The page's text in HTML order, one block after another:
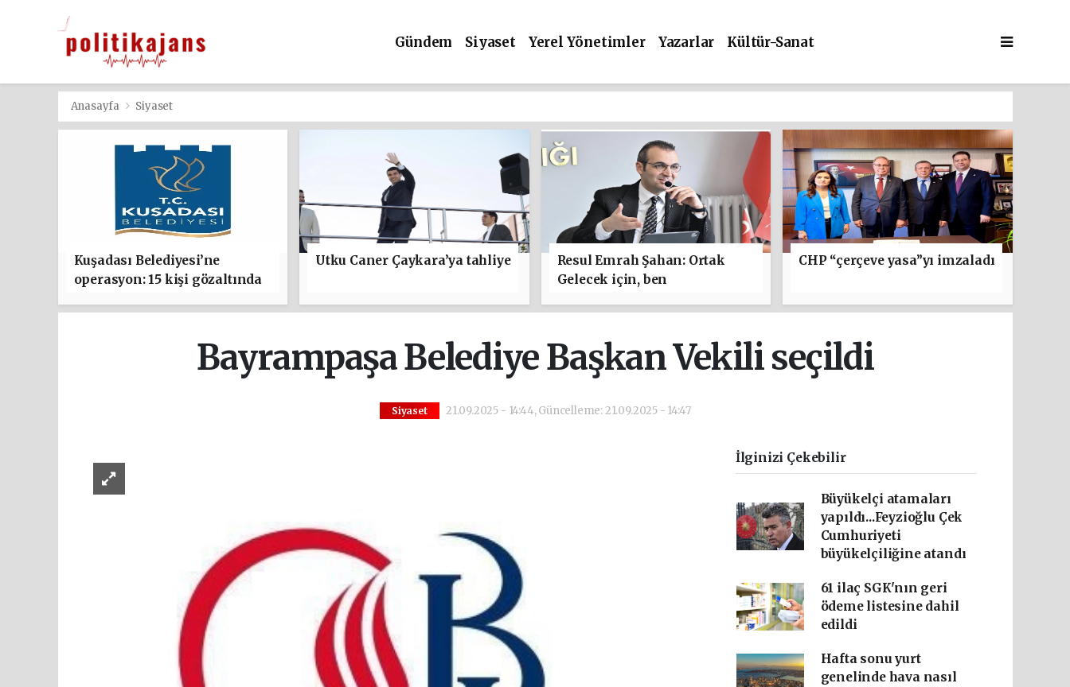
Gündem Siyaset Yerel Yönetimler Yazarlar Kültür-Sanat
Anasayfa Siyaset
Kuşadası Belediyesi’ne
operasyon: 15 kişi gözaltında
Utku Caner Çaykara’ya tahliye
Resul Emrah Şahan: Ortak
Gelecek için, ben
CHP “çerçeve yasa”yı imzaladı
Bayrampaşa Belediye Başkan Vekili seçildi
Siyaset 21.09.2025 - 14:44, Güncelleme: 21.09.2025 - 14:47
İlginizi Çekebilir
Büyükelçi atamaları
yapıldı...Feyzioğlu Çek
Cumhuriyeti
büyükelçiliğine atandı
61 ilaç SGK'nın geri
ödeme listesine dahil
edildi
Hafta sonu yurt
genelinde hava nasıl